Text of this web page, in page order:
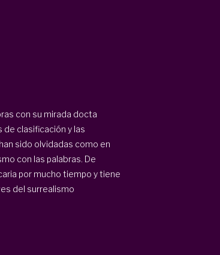
con su mirada docta
clasificación y las
sido olvidadas como en
con las palabras. De
por mucho tiempo y tiene
del surrealismo